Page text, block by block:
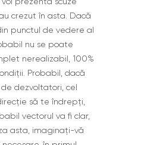
crezut în asta. Dacă
punctul de vedere al
nu se poate
nerealizabil, 100%
Probabil, dacă
dezvoltatori, cel
să te îndrepți,
vectorul va fi clar,
asta, imaginați-vă